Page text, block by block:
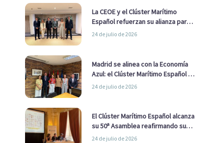
La CEOE y el Clúster Marítimo
Español refuerzan su alianza para
impulsar una estrategia Nacional
24 de julio de 2026
Madrid se alinea con la Economía
Azul: el Clúster Marítimo Español y
la Real Liga Naval avanzan alianzas
24 de julio de 2026
El Clúster Marítimo Español alcanza
su 50ª Asamblea reafirmando su
liderazgo en la Economía Azul
24 de julio de 2026